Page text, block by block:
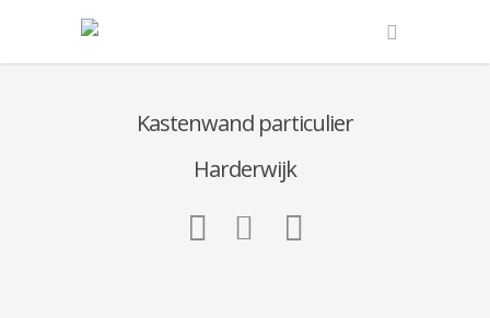
Kastenwand particulier
Harderwijk